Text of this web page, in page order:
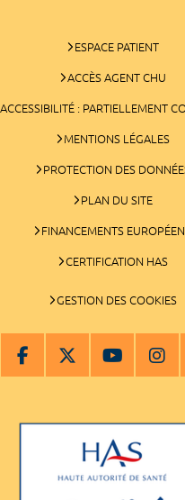
ESPACE PATIENT
ACCÈS AGENT CHU
ACCESSIBILITÉ : PARTIELLEMENT
MENTIONS LÉGALES
PROTECTION DES
PLAN DU SITE
FINANCEMENTS
CERTIFICATION HAS
GESTION DES COOKIES